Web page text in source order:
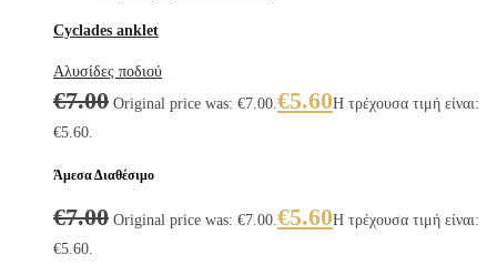
Cyclades anklet
Αλυσίδες ποδιού
€7.00 Original price was: €7.00.€5.60Η τρέχουσα τιμή είναι:
€5.60.
Άμεσα Διαθέσιμο
€7.00 Original price was: €7.00.€5.60Η τρέχουσα τιμή είναι:
€5.60.